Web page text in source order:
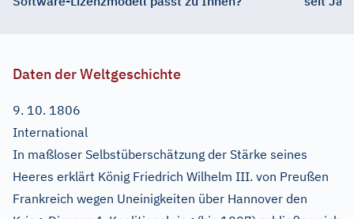
Daten der Weltgeschichte
9. 10. 1806
International
In maßloser Selbstüberschätzung der Stärke seines
Heeres erklärt König Friedrich Wilhelm III. von Preußen
Frankreich wegen Uneinigkeiten über Hannover den